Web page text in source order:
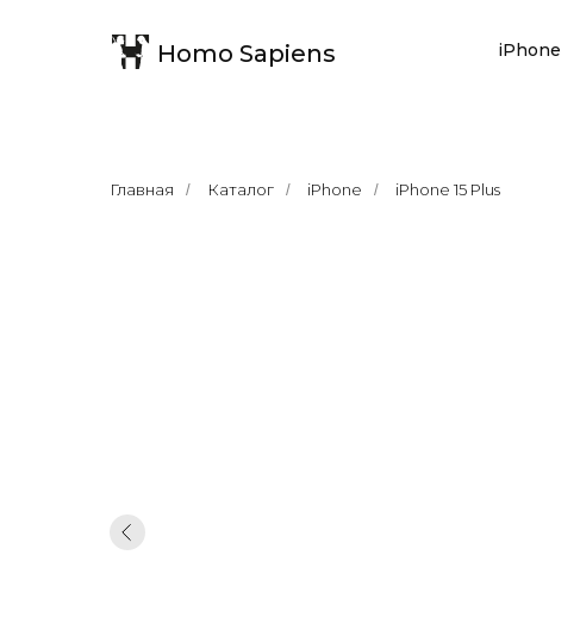
Homo Sapiens iPhone
Главная / Каталог / iPhone / iPhone 15 Plus